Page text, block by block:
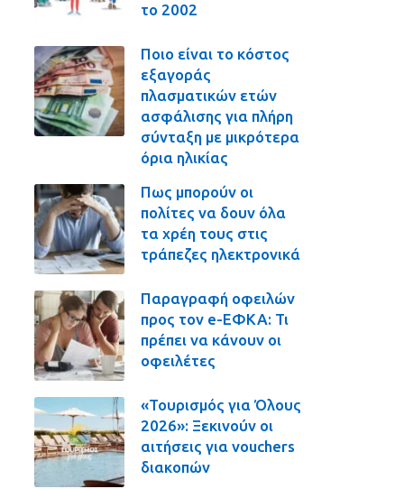
το 2002
Ποιο είναι το κόστος
εξαγοράς
πλασματικών ετών
ασφάλισης για πλήρη
σύνταξη με μικρότερα
όρια ηλικίας
Πως μπορούν οι
πολίτες να δουν όλα
τα χρέη τους στις
τράπεζες ηλεκτρονικά
Παραγραφή οφειλών
προς τον e-ΕΦΚΑ: Τι
πρέπει να κάνουν οι
οφειλέτες
«Τουρισμός για Όλους
2026»: Ξεκινούν οι
αιτήσεις για vouchers
διακοπών